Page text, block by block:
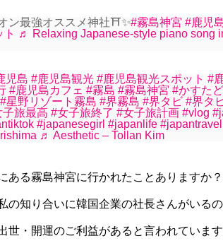
ン最強オススメ神社⛩✨#霧島神宮 #鹿児
♬ Relaxing Japanese-style piano song
児島 #鹿児島観光 #鹿児島観光スポット #
#鹿児島カフェ #霧島 #霧島神宮 #かすた
#星野リゾート霧島 #界霧島 #界タビ #界タ
子旅最高 #女子旅終了 #女子旅計画 #vlog
#japanesegirl #japanlife #japantravel
♬ Aesthetic – Tollan Kim
ある霧島神宮に行かれたことありますか
の知り合いに韓国企業の社長さんがいる
世・開運のご利益があると言われています